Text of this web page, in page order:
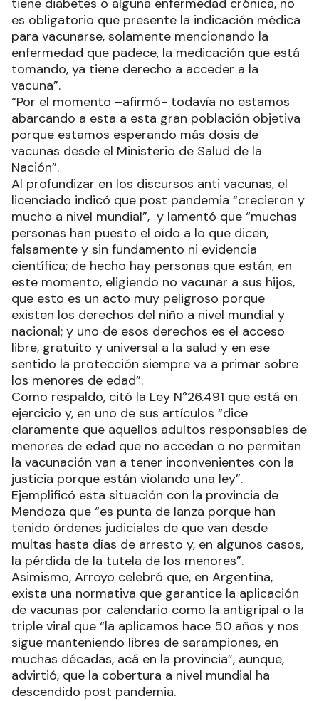
tiene diabetes o alguna enfermedad crónica, no
es obligatorio que presente la indicación médica
para vacunarse, solamente mencionando la
enfermedad que padece, la medicación que está
tomando, ya tiene derecho a acceder a la
vacuna”.
“Por el momento –afirmó- todavía no estamos
abarcando a esta a esta gran población objetiva
porque estamos esperando más dosis de
vacunas desde el Ministerio de Salud de la
Nación”.
Al profundizar en los discursos anti vacunas, el
licenciado indicó que post pandemia “crecieron y
mucho a nivel mundial”, y lamentó que “muchas
personas han puesto el oído a lo que dicen,
falsamente y sin fundamento ni evidencia
científica; de hecho hay personas que están, en
este momento, eligiendo no vacunar a sus hijos,
que esto es un acto muy peligroso porque
existen los derechos del niño a nivel mundial y
nacional; y uno de esos derechos es el acceso
libre, gratuito y universal a la salud y en ese
sentido la protección siempre va a primar sobre
los menores de edad”.
Como respaldo, citó la Ley N°26.491 que está en
ejercicio y, en uno de sus artículos “dice
claramente que aquellos adultos responsables de
menores de edad que no accedan o no permitan
la vacunación van a tener inconvenientes con la
justicia porque están violando una ley”.
Ejemplificó esta situación con la provincia de
Mendoza que “es punta de lanza porque han
tenido órdenes judiciales de que van desde
multas hasta días de arresto y, en algunos casos,
la pérdida de la tutela de los menores”.
Asimismo, Arroyo celebró que, en Argentina,
exista una normativa que garantice la aplicación
de vacunas por calendario como la antigripal o la
triple viral que “la aplicamos hace 50 años y nos
sigue manteniendo libres de sarampiones, en
muchas décadas, acá en la provincia”, aunque,
advirtió, que la cobertura a nivel mundial ha
descendido post pandemia.